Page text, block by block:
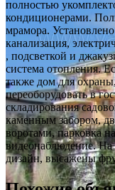
полностью
кондиционерами.
мрамора.
канализация,
, подсветкой и
система отопления.
также дом для
переоборудовать в
складирования
каменным забором,
воротами, парковка
видеонаблюдение.
дизайн, высажены